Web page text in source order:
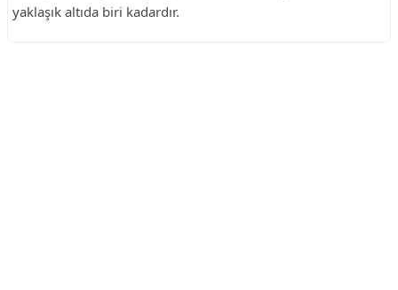
yaklaşık altıda biri kadardır.